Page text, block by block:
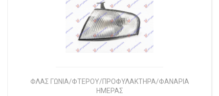
ΦΛΑΣ ΓΩΝΙΑ/ΦΤΕΡΟΥ/ΠΡΟΦΥΛΑΚΤΗΡΑ/ΦΑΝΑΡΙΑ
ΗΜΕΡΑΣ